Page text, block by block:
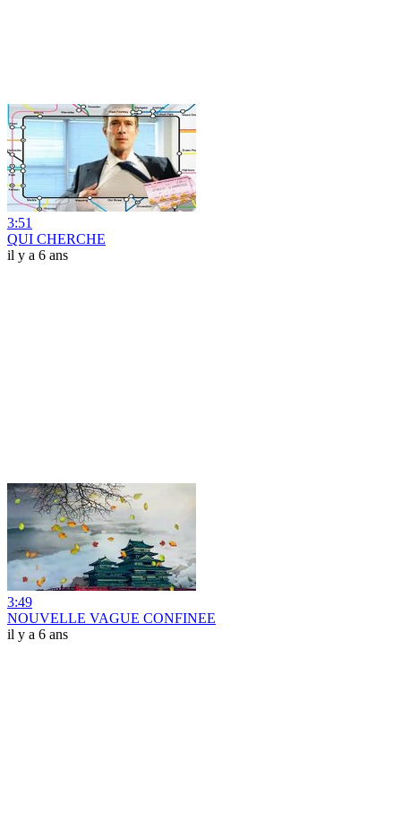
3:51
QUI CHERCHE
il y a 6 ans
3:49
NOUVELLE VAGUE CONFINEE
il y a 6 ans